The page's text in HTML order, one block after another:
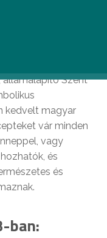
államalapító Szent
kedvelt magyar
vár minden
vagy
és
és
ban: